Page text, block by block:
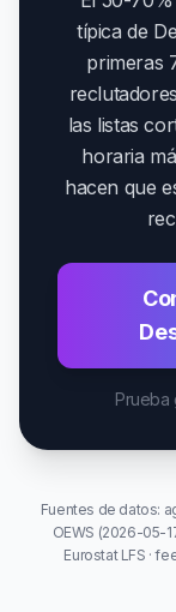
típica de
primeras
las listas
horaria
hacen que
Prueba
Fuentes de datos:
OEWS (2026-05-
Eurostat LFS ·